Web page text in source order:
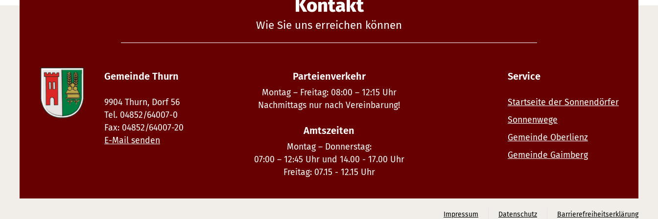
Kontakt
Wie Sie uns erreichen können
Gemeinde Thurn
9904 Thurn, Dorf 56
Tel. 04852/64007-0
Fax: 04852/64007-20
E-Mail senden
Parteienverkehr
Montag – Freitag: 08:00 – 12:15 Uhr
Nachmittags nur nach Vereinbarung!
Amtszeiten
Montag – Donnerstag:
07:00 – 12:45 Uhr und 14.00 - 17.00 Uhr
Freitag: 07.15 - 12.15 Uhr
Service
Startseite der Sonnendörfer
Sonnenwege
Gemeinde Oberlienz
Gemeinde Gaimberg
Impressum Datenschutz Barrierefreiheitserklärung